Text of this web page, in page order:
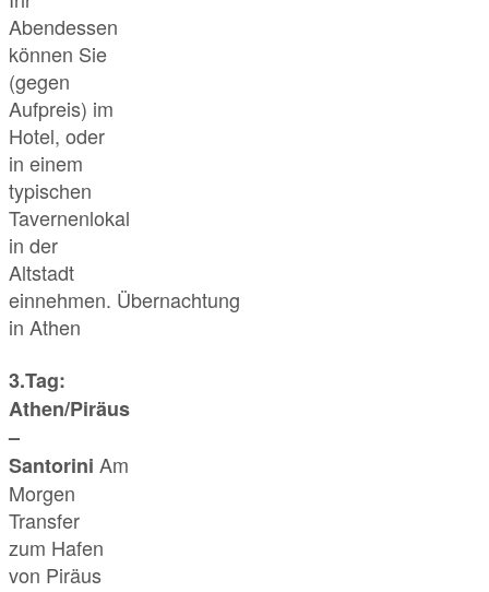
Abendessen
können Sie
(gegen
Aufpreis) im
Hotel, oder
in einem
typischen
Tavernenlokal
in der
Altstadt
einnehmen. Übernachtung
in Athen
3.Tag:
Athen/Piräus
–
Santorini Am
Morgen
Transfer
zum Hafen
von Piräus